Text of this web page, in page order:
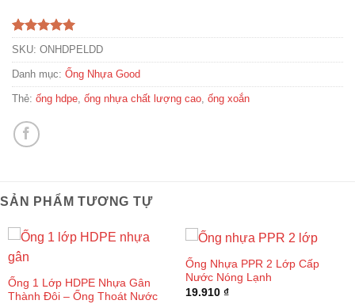
5.00 trên 5
dựa trên
1
đánh giá
SKU: ONHDPELDD
Danh mục: Ống Nhựa Good
Thẻ: ống hdpe ống nhựa chất lượng cao ống xoắn
SẢN PHẨM TƯƠNG TỰ
Ống 1 Lớp HDPE Nhựa Gân
Thành Đôi – Ống Thoát Nước
Ống Nhựa PPR 2 Lớp Cấp
Nước Nóng Lạnh
19.910 ₫